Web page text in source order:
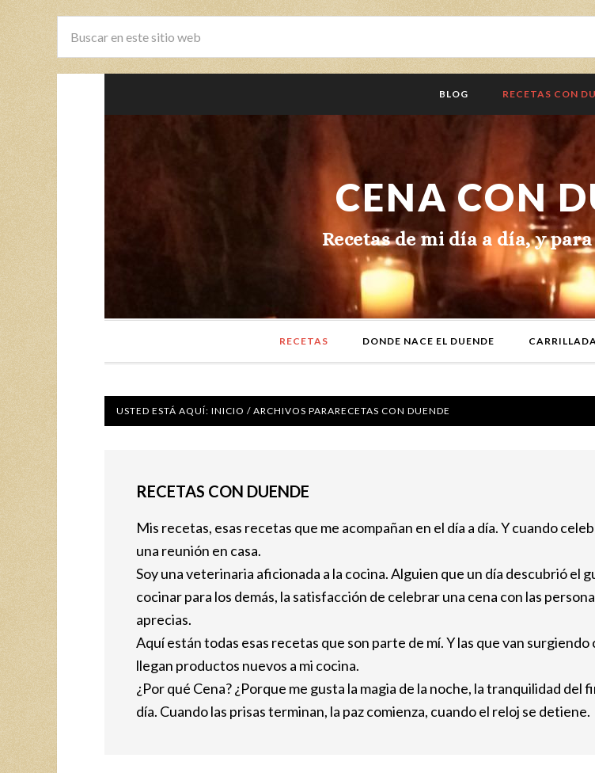
BLOG RECETAS CON
CENA CON
Recetas de mi día a día, y
RECETAS DONDE NACE EL DUENDE
USTED ESTÁ AQUÍ: INICIO / ARCHIVOS PARARECETAS CON DUENDE
RECETAS CON DUENDE
Mis recetas, esas recetas que me acompañan en el día a día. Y cuando
una reunión en casa.
Soy una veterinaria aficionada a la cocina. Alguien que un día descubrió el
cocinar para los demás, la satisfacción de celebrar una cena con las
aprecias.
Aquí están todas esas recetas que son parte de mí. Y las que van surgiendo
llegan productos nuevos a mi cocina.
¿Por qué Cena? ¿Porque me gusta la magia de la noche, la tranquilidad del
día. Cuando las prisas terminan, la paz comienza, cuando el reloj se detiene.